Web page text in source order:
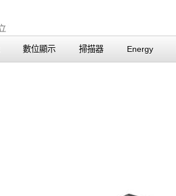
數位顯示 掃描器 Energy